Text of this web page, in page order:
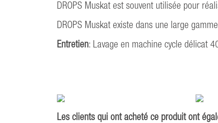
DROPS Muskat est souvent utilisée pour
DROPS Muskat existe dans une large
Entretien: Lavage en machine cycle délicat
Les clients qui ont acheté ce produit ont